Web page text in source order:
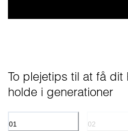
To plejetips til at få dit
holde i generationer
01 02